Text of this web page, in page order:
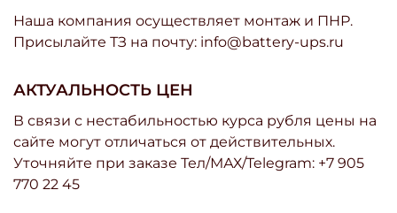
Наша компания осуществляет монтаж и ПНР.
Присылайте ТЗ на почту: info@battery-ups.ru
АКТУАЛЬНОСТЬ ЦЕН
В связи с нестабильностью курса рубля цены на
сайте могут отличаться от действительных.
Уточняйте при заказе Тел/МАХ/Telegram: +7 905
770 22 45